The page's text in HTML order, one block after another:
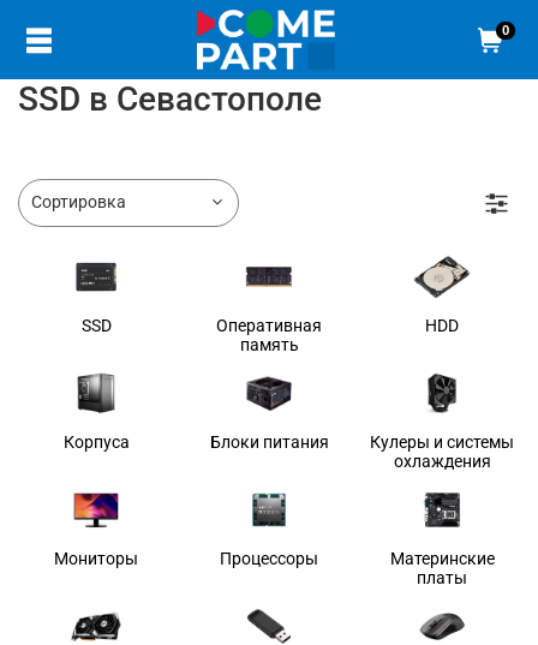
0
SSD в Севастополе
SSD
Оперативная
память
HDD
Корпуса Блоки питания
Кулеры и системы
охлаждения
Мониторы Процессоры
Материнские
платы